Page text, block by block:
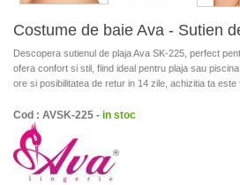
Costume de baie Ava - Sutien
Descopera sutienul de plaja Ava SK-225, perfect
ofera confort si stil, fiind ideal pentru plaja sau
ore si posibilitatea de retur in 14 zile, achizitia ta este
Cod : AVSK-225 - in stoc